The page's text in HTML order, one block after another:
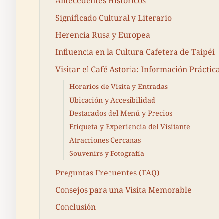
Significado Cultural y Literario
Herencia Rusa y Europea
Influencia en la Cultura Cafetera de Taipéi
Visitar el Café Astoria: Información
Horarios de Visita y Entradas
Ubicación y Accesibilidad
Destacados del Menú y Precios
Etiqueta y Experiencia del Visitante
Atracciones Cercanas
Souvenirs y Fotografía
Preguntas Frecuentes (FAQ)
Consejos para una Visita Memorable
Conclusión